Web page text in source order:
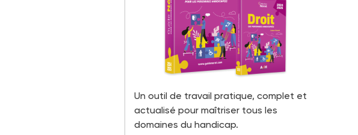
Un outil de travail pratique, complet et
actualisé pour maîtriser tous les
domaines du handicap.